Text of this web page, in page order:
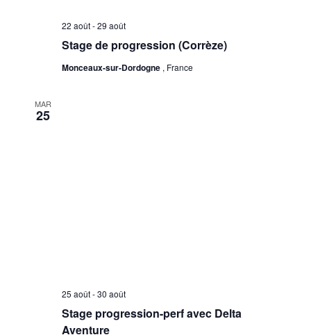
Stage de progression (Corrèze)
22 août-29 août
Monceaux-sur-Dordogne , France
MAR
25
Stage progression-perf avec Delta
Aventure
25 août-30 août